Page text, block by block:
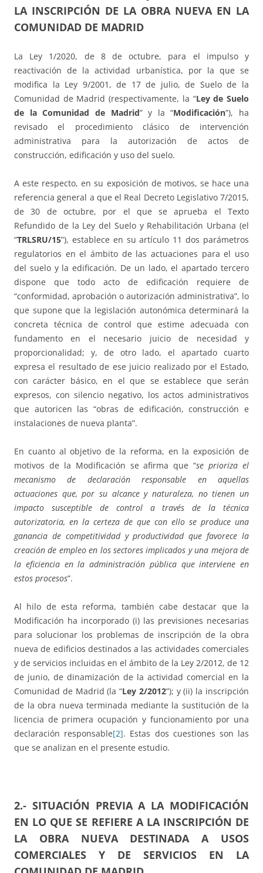
LA INSCRIPCIÓN DE LA OBRA NUEVA EN LA
COMUNIDAD DE MADRID
La Ley 1/2020, de 8 de octubre, para el impulso y
reactivación de la actividad urbanística, por la que se
modifica la Ley 9/2001, de 17 de julio, de Suelo de la
Comunidad de Madrid (respectivamente, la “Ley de Suelo
de la Comunidad de Madrid” y la “Modificación”), ha
revisado el procedimiento clásico de intervención
administrativa para la autorización de actos de
construcción, edificación y uso del suelo.
A este respecto, en su exposición de motivos, se hace una
referencia general a que el Real Decreto Legislativo 7/2015,
de 30 de octubre, por el que se aprueba el Texto
Refundido de la Ley del Suelo y Rehabilitación Urbana (el
“TRLSRU/15”), establece en su artículo 11 dos parámetros
regulatorios en el ámbito de las actuaciones para el uso
del suelo y la edificación. De un lado, el apartado tercero
dispone que todo acto de edificación requiere de
“conformidad, aprobación o autorización administrativa”, lo
que supone que la legislación autonómica determinará la
concreta técnica de control que estime adecuada con
fundamento en el necesario juicio de necesidad y
proporcionalidad; y, de otro lado, el apartado cuarto
expresa el resultado de ese juicio realizado por el Estado,
con carácter básico, en el que se establece que serán
expresos, con silencio negativo, los actos administrativos
que autoricen las “obras de edificación, construcción e
instalaciones de nueva planta”.
En cuanto al objetivo de la reforma, en la exposición de
motivos de la Modificación se afirma que “se prioriza el
mecanismo de declaración responsable en aquellas
actuaciones que, por su alcance y naturaleza, no tienen un
impacto susceptible de control a través de la técnica
autorizatoria, en la certeza de que con ello se produce una
ganancia de competitividad y productividad que favorece la
creación de empleo en los sectores implicados y una mejora de
la eficiencia en la administración pública que interviene en
estos procesos”.
Al hilo de esta reforma, también cabe destacar que la
Modificación ha incorporado (i) las previsiones necesarias
para solucionar los problemas de inscripción de la obra
nueva de edificios destinados a las actividades comerciales
y de servicios incluidas en el ámbito de la Ley 2/2012, de 12
de junio, de dinamización de la actividad comercial en la
Comunidad de Madrid (la “Ley 2/2012”); y (ii) la inscripción
de la obra nueva terminada mediante la sustitución de la
licencia de primera ocupación y funcionamiento por una
declaración responsable[2]. Estas dos cuestiones son las
que se analizan en el presente estudio.
2.- SITUACIÓN PREVIA A LA MODIFICACIÓN
EN LO QUE SE REFIERE A LA INSCRIPCIÓN DE
LA OBRA NUEVA DESTINADA A USOS
COMERCIALES Y DE SERVICIOS EN LA